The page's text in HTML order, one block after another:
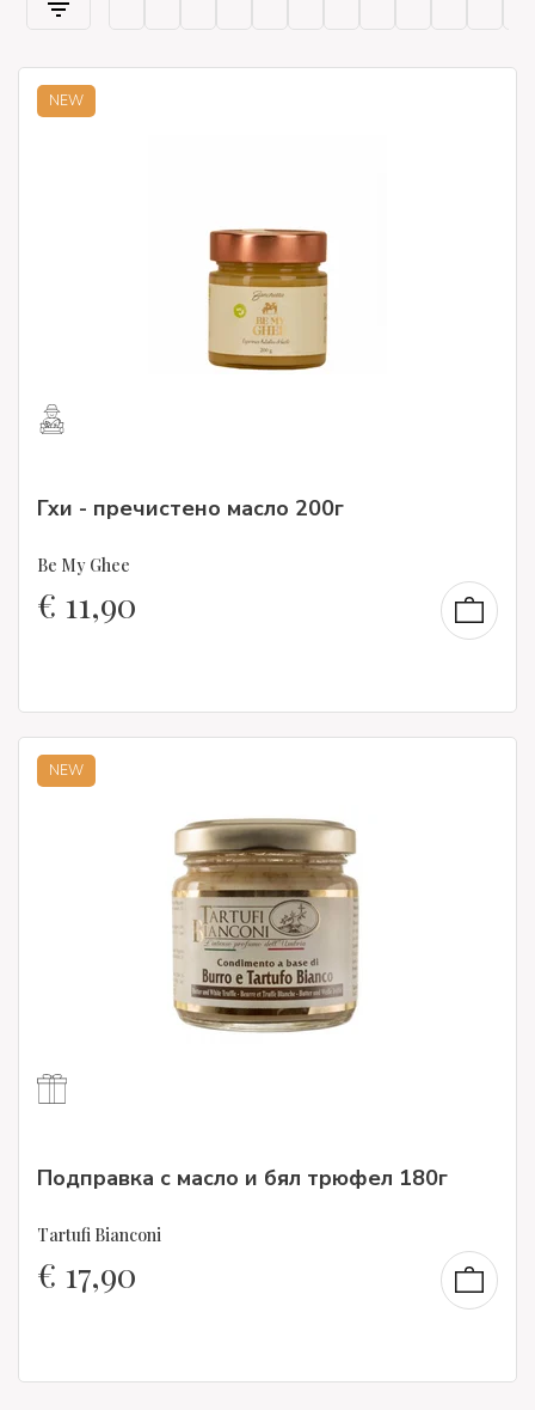
NEW
Гхи - пречистено масло 200г
Be My Ghee
€ 11,90
NEW
Подправка с масло и бял трюфел 180г
Tartufi Bianconi
€ 17,90